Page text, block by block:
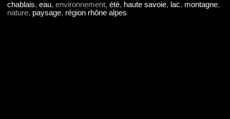
chablais, eau, environnement, été, haute savoie, lac, montagne,
nature, paysage, région rhône alpes